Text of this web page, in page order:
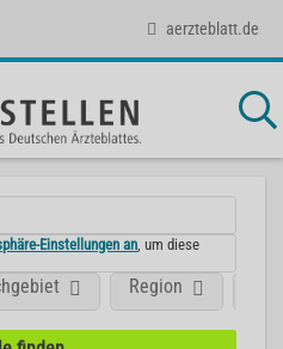
aerzteblatt.de
Einstellungen an , um diese
Region